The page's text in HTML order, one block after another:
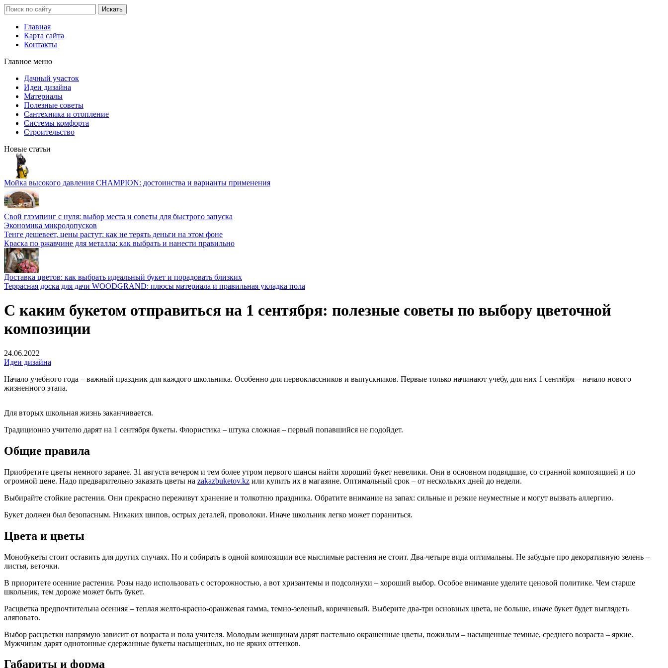
Главная
Карта сайта
Контакты
Главное меню
Дачный участок
Идеи дизайна
Материалы
Полезные советы
Сантехника и отопление
Системы комфорта
Строительство
Новые статьи
Мойка высокого давления CHAMPION: достоинства и варианты применения
Свой глэмпинг с нуля: выбор места и советы для быстрого запуска
Экономика микродопусков
Тенге дешевеет, цены растут: как не терять деньги на этом фоне
Краска по ржавчине для металла: как выбрать и нанести правильно
Доставка цветов: как выбрать идеальный букет и порадовать близких
Террасная доска для дачи WOODGRAND: плюсы материала и правильная укладка пола
С каким букетом отправиться на 1 сентября: полезные советы по выбору цветочной
композиции
24.06.2022
Идеи дизайна
Начало учебного года – важный праздник для каждого школьника. Особенно для первоклассников и выпускников. Первые только начинают учебу, для них 1 сентября – начало нового
жизненного этапа.
Для вторых школьная жизнь заканчивается.
Традиционно учителю дарят на 1 сентября букеты. Флористика – штука сложная – первый попавшийся не подойдет.
Общие правила
Приобретите цветы немного заранее. 31 августа вечером и тем более утром первого шансы найти хороший букет невелики. Они в основном подвядшие, со странной композицией и по
огромной цене. Надо предварительно заказать цветы на zakazbuketov.kz или купить их в магазине. Оптимальный срок – от нескольких дней до недели.
Выбирайте стойкие растения. Они прекрасно переживут хранение и толкотню праздника. Обратите внимание на запах: сильные и резкие неуместные и могут вызвать аллергию.
Букет должен был безопасным. Никаких шипов, острых деталей, проволоки. Иначе школьник легко может пораниться.
Цвета и цветы
Монобукеты стоит оставить для других случаях. Но и собирать в одной композиции все мыслимые растения не стоит. Два-четыре вида оптимальны. Не забудьте про декоративную зелень –
листья, веточки.
В приоритете осенние растения. Розы надо использовать с осторожностью, а вот хризантемы и подсолнухи – хороший выбор. Особое внимание уделите ценовой политике. Чем старше
школьник, тем дороже может быть букет.
Расцветка предпочтительна осенняя – теплая желто-красно-оранжевая гамма, темно-зеленый, коричневый. Выберите два-три основных цвета, не больше, иначе букет будет выглядеть
аляповато.
Выбор расцветки напрямую зависит от возраста и пола учителя. Молодым женщинам дарят пастельно окрашенные цветы, пожилым – насыщенные темные, среднего возраста – яркие.
Мужчинам дарят однотонные сдержанные букеты насыщенных, но не ярких оттенков.
Габариты и форма